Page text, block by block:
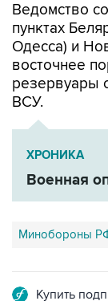
Ведомство
пунктах
Одесса) и
восточнее
резервуары
ВСУ.
ХРОНИКА
Военная
Минобороны
Купить